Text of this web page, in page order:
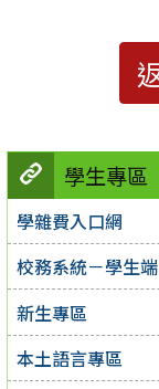
學生專區
學雜費入口網
校務系統－學生端
新生專區
本土語言專區